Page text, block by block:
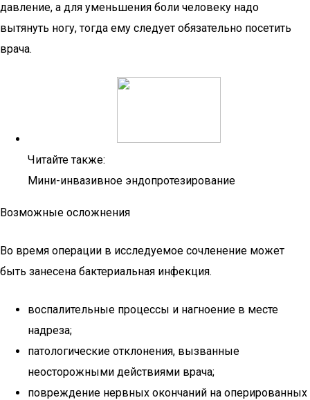
давление, а для уменьшения боли человеку надо
вытянуть ногу, тогда ему следует обязательно посетить
врача.
Читайте также:
Мини-инвазивное эндопротезирование
Возможные осложнения
Во время операции в исследуемое сочленение может
быть занесена бактериальная инфекция.
воспалительные процессы и нагноение в месте
надреза;
патологические отклонения, вызванные
неосторожными действиями врача;
повреждение нервных окончаний на оперированных